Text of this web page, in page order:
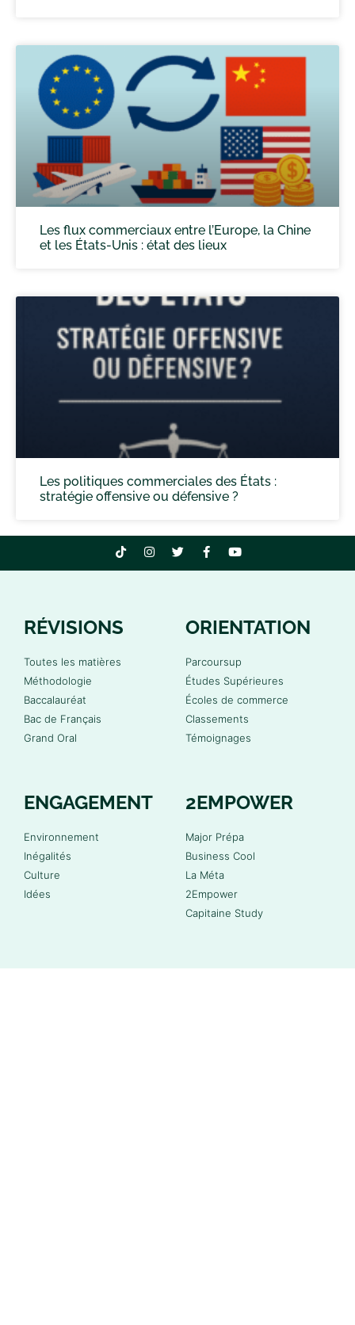
Les flux commerciaux entre l’Europe, la Chine
et les États-Unis : état des lieux
Les politiques commerciales des États :
stratégie offensive ou défensive ?
RÉVISIONS
Toutes les matières
Méthodologie
Baccalauréat
Bac de Français
Grand Oral
ORIENTATION
Parcoursup
Études Supérieures
Écoles de commerce
Classements
Témoignages
ENGAGEMENT
Environnement
Inégalités
Culture
Idées
2EMPOWER
Major Prépa
Business Cool
La Méta
2Empower
Capitaine Study